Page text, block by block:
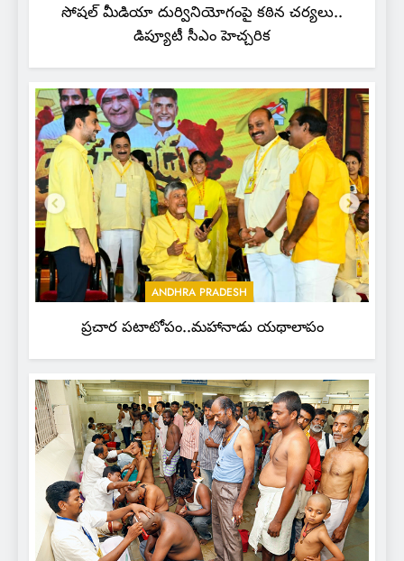
సోషల్ మీడియా దుర్వినియోగంపై కఠిన చర్యలు..
డిప్యూటీ సీఎం హెచ్చరిక
ANDHRA PRADESH
ప్రచార పటాటోపం..మహానాడు యథాలాపం